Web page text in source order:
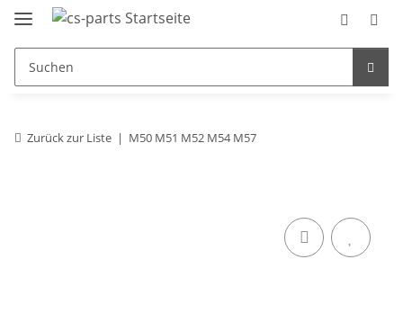
Zurück zur Liste M50 M51 M52 M54 M57